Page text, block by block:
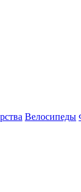
Велосипеды